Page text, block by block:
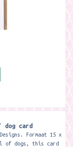
dog card
Formaat 15 x
of dogs, this card